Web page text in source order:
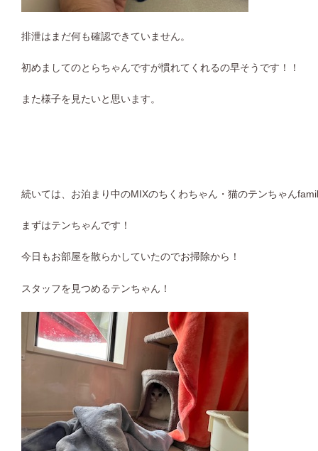
排泄はまだ何も確認できていません。
初めましてのとらちゃんですが慣れてくれるの早そうです！！
また様子を見たいと思います。
続いては、お泊まり中のMIXのちくわちゃん・猫のテンちゃん
まずはテンちゃんです！
今日もお部屋を散らかしていたのでお掃除から！
スタッフを見つめるテンちゃん！